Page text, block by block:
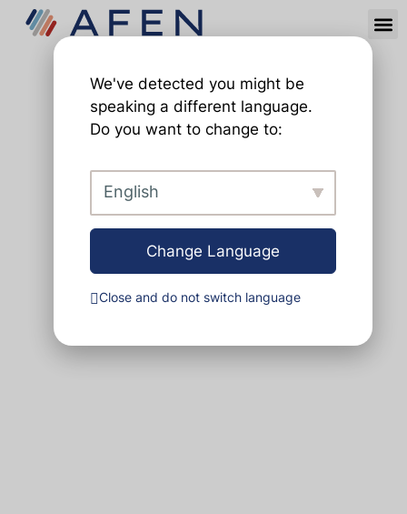
We've detected you might be
speaking a different language.
Do you want to change to:
English
Change Language
Close and do not switch language